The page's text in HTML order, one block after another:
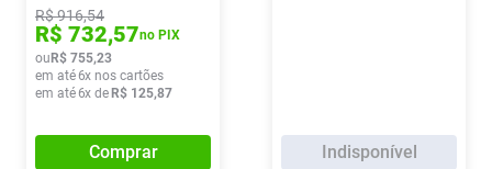
R$916,54
R$ 732,57no PIX
ou R$ 755,23
em até6x nos cartões
em até6x de R$ 125,87
Comprar Indisponível